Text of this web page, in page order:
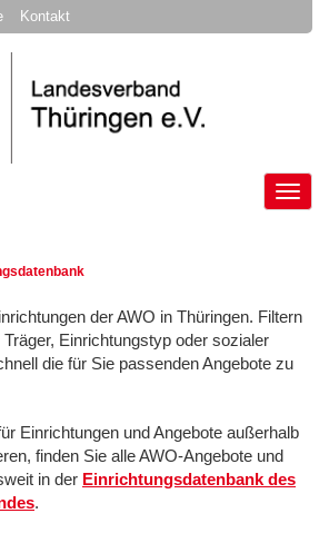
Kontakt
der AWO in Thüringen. Filtern
Einrichtungstyp oder sozialer
die für Sie passenden Angebote zu
Einrichtungen und Angebote außerhalb
finden Sie alle AWO-Angebote und
in der Einrichtungsdatenbank des
.